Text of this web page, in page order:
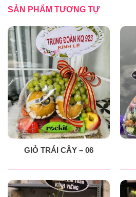
SẢN PHẨM TƯƠNG TỰ
GIỎ TRÁI CÂY – 06